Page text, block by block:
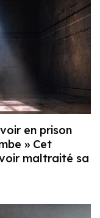
en prison
» Cet
maltraité sa